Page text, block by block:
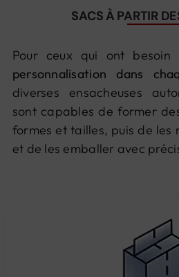
SACS À PARTIR
Pour ceux qui ont
personnalisation dans
diverses ensacheuses
sont capables de former
formes et tailles, puis de les
et de les emballer avec